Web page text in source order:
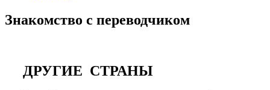
Знакомство с переводчиком
ДРУГИЕ СТРАНЫ